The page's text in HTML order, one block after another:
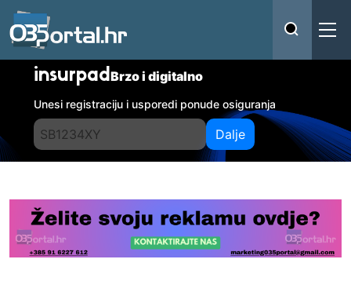
insurpadBrzo i digitalno
Unesi registraciju i usporedi ponude osiguranja
Dalje